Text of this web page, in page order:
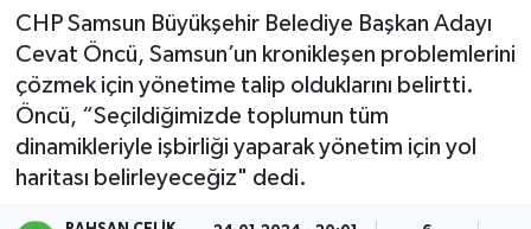
CHP Samsun Büyükşehir Belediye Başkan Adayı
Cevat Öncü, Samsun’un kronikleşen problemlerini
çözmek için yönetime talip olduklarını belirtti.
Öncü, “Seçildiğimizde toplumun tüm
dinamikleriyle işbirliği yaparak yönetim için yol
haritası belirleyeceğiz" dedi.
Sağlık
Yemek
Manşet Haberi
Son Dakika Haberleri
Haber Arşivi